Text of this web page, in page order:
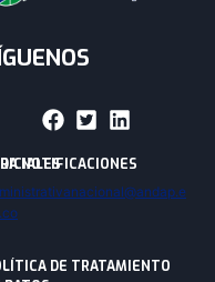
JUDICIALES
DE TRATAMIENTO